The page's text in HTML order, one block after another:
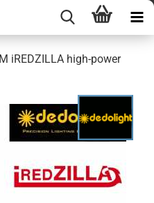
iREDZILLA high-power